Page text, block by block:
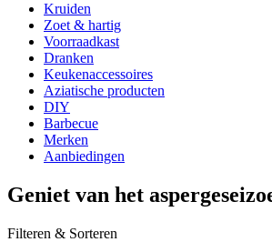
Kruiden
Zoet & hartig
Voorraadkast
Dranken
Keukenaccessoires
Aziatische producten
DIY
Barbecue
Merken
Aanbiedingen
Geniet van het
Filteren & Sorteren